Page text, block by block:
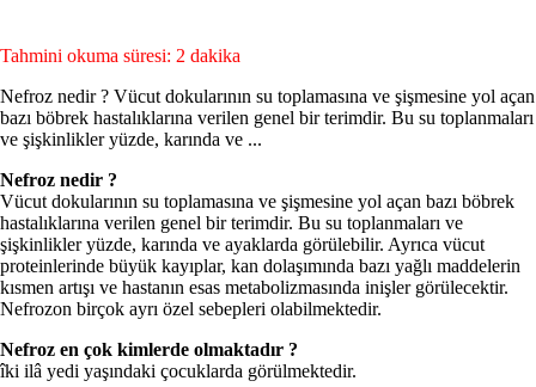
Tahmini okuma süresi: 2 dakika
Nefroz nedir ? Vücut dokularının su toplamasına ve şişmesine yol açan
bazı böbrek hastalıklarına verilen genel bir terimdir. Bu su toplanmaları
ve şişkinlikler yüzde, karında ve ...
Nefroz nedir ?
Vücut dokularının su toplamasına ve şişmesine yol açan bazı böbrek
hastalıklarına verilen genel bir terimdir. Bu su toplanmaları ve
şişkinlikler yüzde, karında ve ayaklarda görülebilir. Ayrıca vücut
proteinlerinde büyük kayıplar, kan dolaşımında bazı yağlı maddelerin
kısmen artışı ve hastanın esas metabolizmasında inişler görülecektir.
Nefrozon birçok ayrı özel sebepleri olabilmektedir.
Nefroz en çok kimlerde olmaktadır ?
îki ilâ yedi yaşındaki çocuklarda görülmektedir.